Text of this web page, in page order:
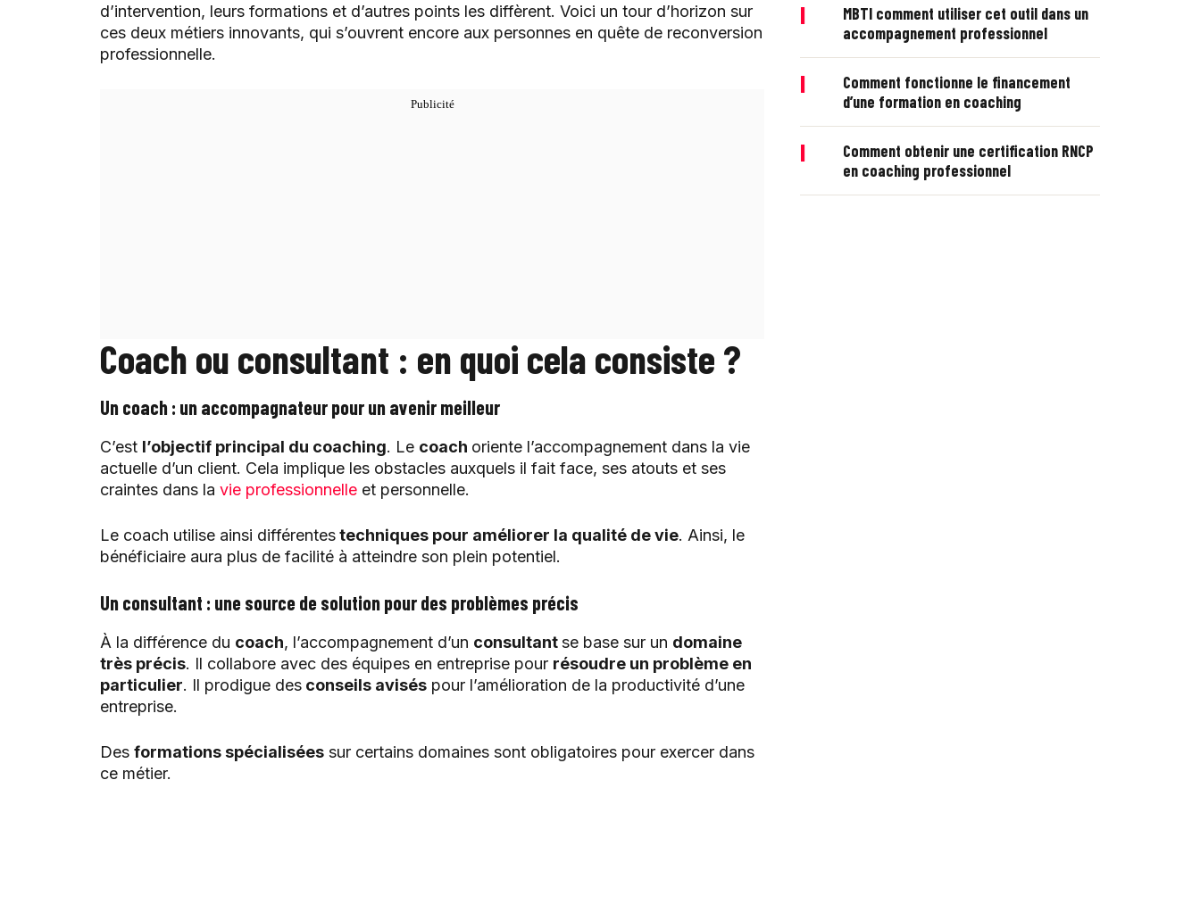
d’intervention, leurs formations et d’autres points les diffèrent. Voici un tour d’horizon sur
ces deux métiers innovants, qui s’ouvrent encore aux personnes en quête de reconversion
professionnelle.
Coach ou consultant : en quoi cela consiste ?
Un coach : un accompagnateur pour un avenir meilleur
C’est l’objectif principal du coaching. Le coach oriente l’accompagnement dans la vie
actuelle d’un client. Cela implique les obstacles auxquels il fait face, ses atouts et ses
craintes dans la vie professionnelle et personnelle.
Le coach utilise ainsi différentestechniques pour améliorer la qualité de vie. Ainsi, le
bénéficiaire aura plus de facilité à atteindre son plein potentiel.
Un consultant : une source de solution pour des problèmes précis
À la différence du coach, l’accompagnement d’un consultantse base sur un domaine
très précis. Il collabore avec des équipes en entreprise pour résoudre un problème en
particulier. Il prodigue des conseils avisés pour l’amélioration de la productivité d’une
entreprise.
Des formations spécialisées sur certains domaines sont obligatoires pour exercer dans
ce métier.
|
MBTI comment utiliser cet outil dans un
accompagnement professionnel
|
Comment fonctionne le financement
d’une formation en coaching
|
Comment obtenir une certification RNCP
en coaching professionnel